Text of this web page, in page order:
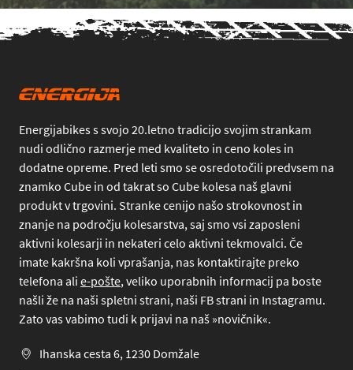
Energijabikes s svojo 20.letno tradicijo svojim strankam
nudi odlično razmerje med kvaliteto in ceno koles in
dodatne opreme. Pred leti smo se osredotočili predvsem na
znamko Cube in od takrat so Cube kolesa naš glavni
produkt v trgovini. Stranke cenijo našo strokovnost in
znanje na področju kolesarstva, saj smo vsi zaposleni
aktivni kolesarji in nekateri celo aktivni tekmovalci. Če
imate kakršna koli vprašanja, nas kontaktirajte preko
telefona ali e-pošte, veliko uporabnih informacij pa boste
našli že na naši spletni strani, naši FB strani in Instagramu.
Zato vas vabimo tudi k prijavi na naš »novičnik«.
Ihanska cesta 6, 1230 Domžale